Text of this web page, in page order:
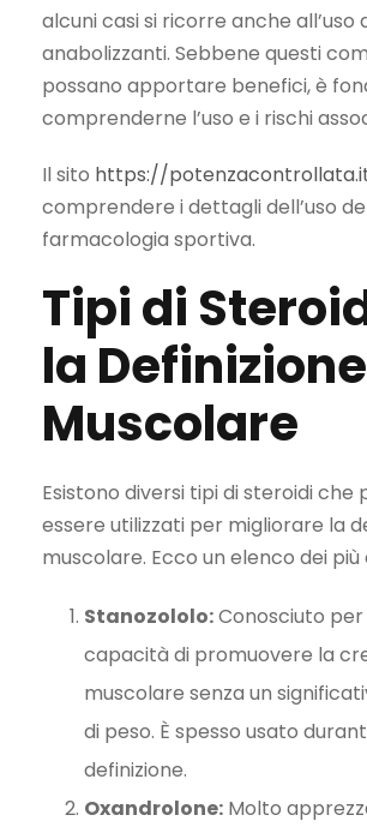
alcuni casi si ricorre anche all’uso
anabolizzanti. Sebbene questi
possano apportare benefici, è
comprenderne l’uso e i rischi
Il sito https://
comprendere i dettagli dell’uso
farmacologia sportiva.
Tipi di
la Definizione
Muscolare
Esistono diversi tipi di steroidi che
essere utilizzati per migliorare la
muscolare. Ecco un elenco dei più
Stanozololo:Conosciuto per
capacità di promuovere la
muscolare senza un
di peso. È spesso usato
definizione.
Oxandrolone: Molto